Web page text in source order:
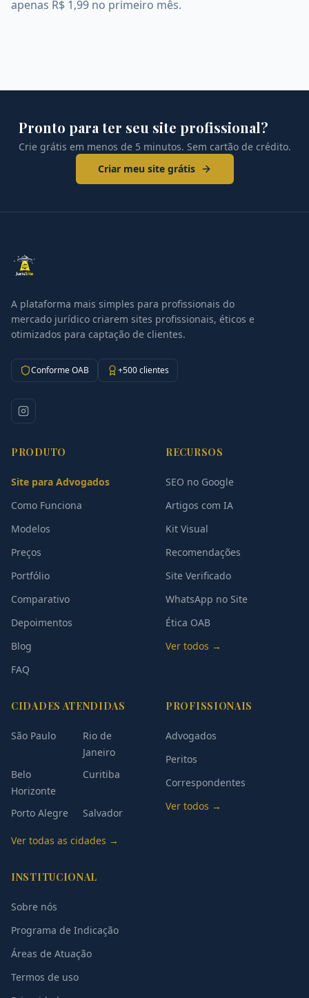
apenas R$ 1,99 no primeiro mês.
Pronto para ter seu site profissional?
Crie grátis em menos de 5 minutos. Sem cartão de crédito.
Criar meu site grátis
A plataforma mais simples para profissionais do
mercado jurídico criarem sites profissionais, éticos e
otimizados para captação de clientes.
Conforme OAB +500 clientes
PRODUTO
Site para Advogados
Como Funciona
Modelos
Preços
Portfólio
Comparativo
Depoimentos
Blog
FAQ
RECURSOS
SEO no Google
Artigos com IA
Kit Visual
Recomendações
Site Verificado
WhatsApp no Site
Ética OAB
Ver todos →
CIDADES ATENDIDAS
São Paulo
Rio de
Janeiro
Belo
Horizonte
Curitiba
Porto Alegre Salvador
Ver todas as cidades →
PROFISSIONAIS
Advogados
Peritos
Correspondentes
Ver todos →
INSTITUCIONAL
Sobre nós
Programa de Indicação
Áreas de Atuação
Termos de uso